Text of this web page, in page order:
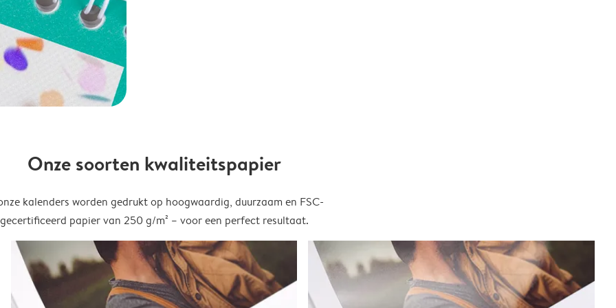
Onze soorten kwaliteitspapier
kalenders worden gedrukt op hoogwaardig, duurzaam en FSC-
gecertificeerd papier van 250 g/m² – voor een perfect resultaat.